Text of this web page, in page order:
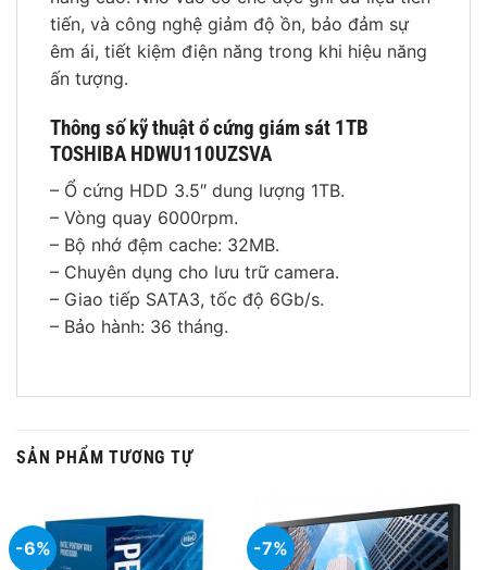
tiến, và công nghệ giảm độ ồn, bảo đảm sự
êm ái, tiết kiệm điện năng trong khi hiệu năng
ấn tượng.
Thông số kỹ thuật ổ cứng giám sát 1TB
TOSHIBA HDWU110UZSVA
– Ổ cứng HDD 3.5″ dung lượng 1TB.
– Vòng quay 6000rpm.
– Bộ nhớ đệm cache: 32MB.
– Chuyên dụng cho lưu trữ camera.
– Giao tiếp SATA3, tốc độ 6Gb/s.
– Bảo hành: 36 tháng.
SẢN PHẨM TƯƠNG TỰ
-6% -7%